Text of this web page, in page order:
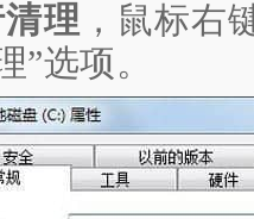
理 ，鼠标右
”选项。